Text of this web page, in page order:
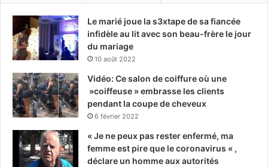
Le marié joue la s3xtape de sa fiancée
infidèle au lit avec son beau-frère le jour
du mariage
10 août 2022
Vidéo: Ce salon de coiffure où une
»coiffeuse » embrasse les clients
pendant la coupe de cheveux
6 février 2022
« Je ne peux pas rester enfermé, ma
femme est pire que le coronavirus « ,
déclare un homme aux autorités